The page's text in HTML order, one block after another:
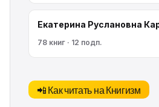
Екатерина Руслановна
78 книг · 12 подп.
📲 Как читать на Книгизм